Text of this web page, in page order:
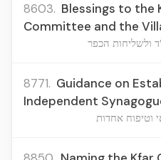
8603. Blessings to the
Committee and the
ולשליחות הכפר
8771. Guidance on
Independent
וטיפוח אחדות